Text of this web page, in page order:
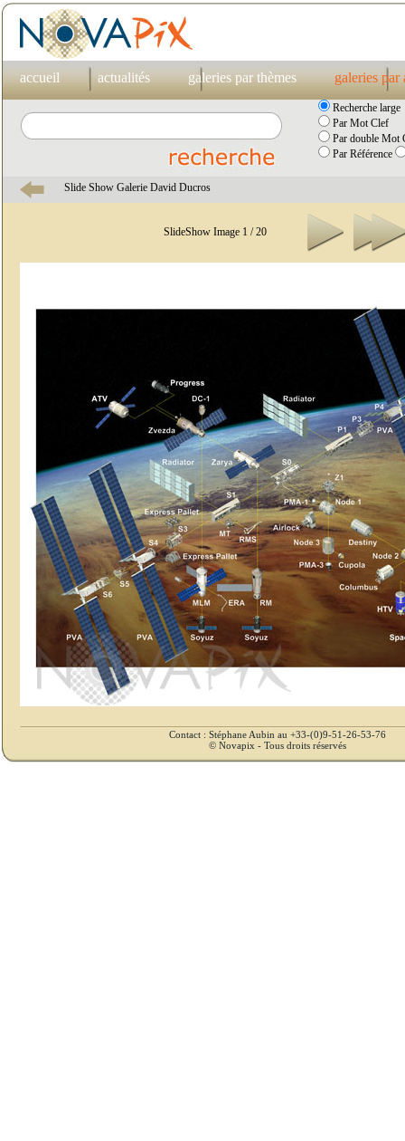
accueil actualités galeries par thèmes galeries par
Recherche large
Par Mot Clef
Par double Mot
Par Référence
Slide Show Galerie David Ducros
SlideShow Image 1 / 20
Contact : Stéphane Aubin au +33-(0)9-51-26-53-76
© Novapix - Tous droits réservés